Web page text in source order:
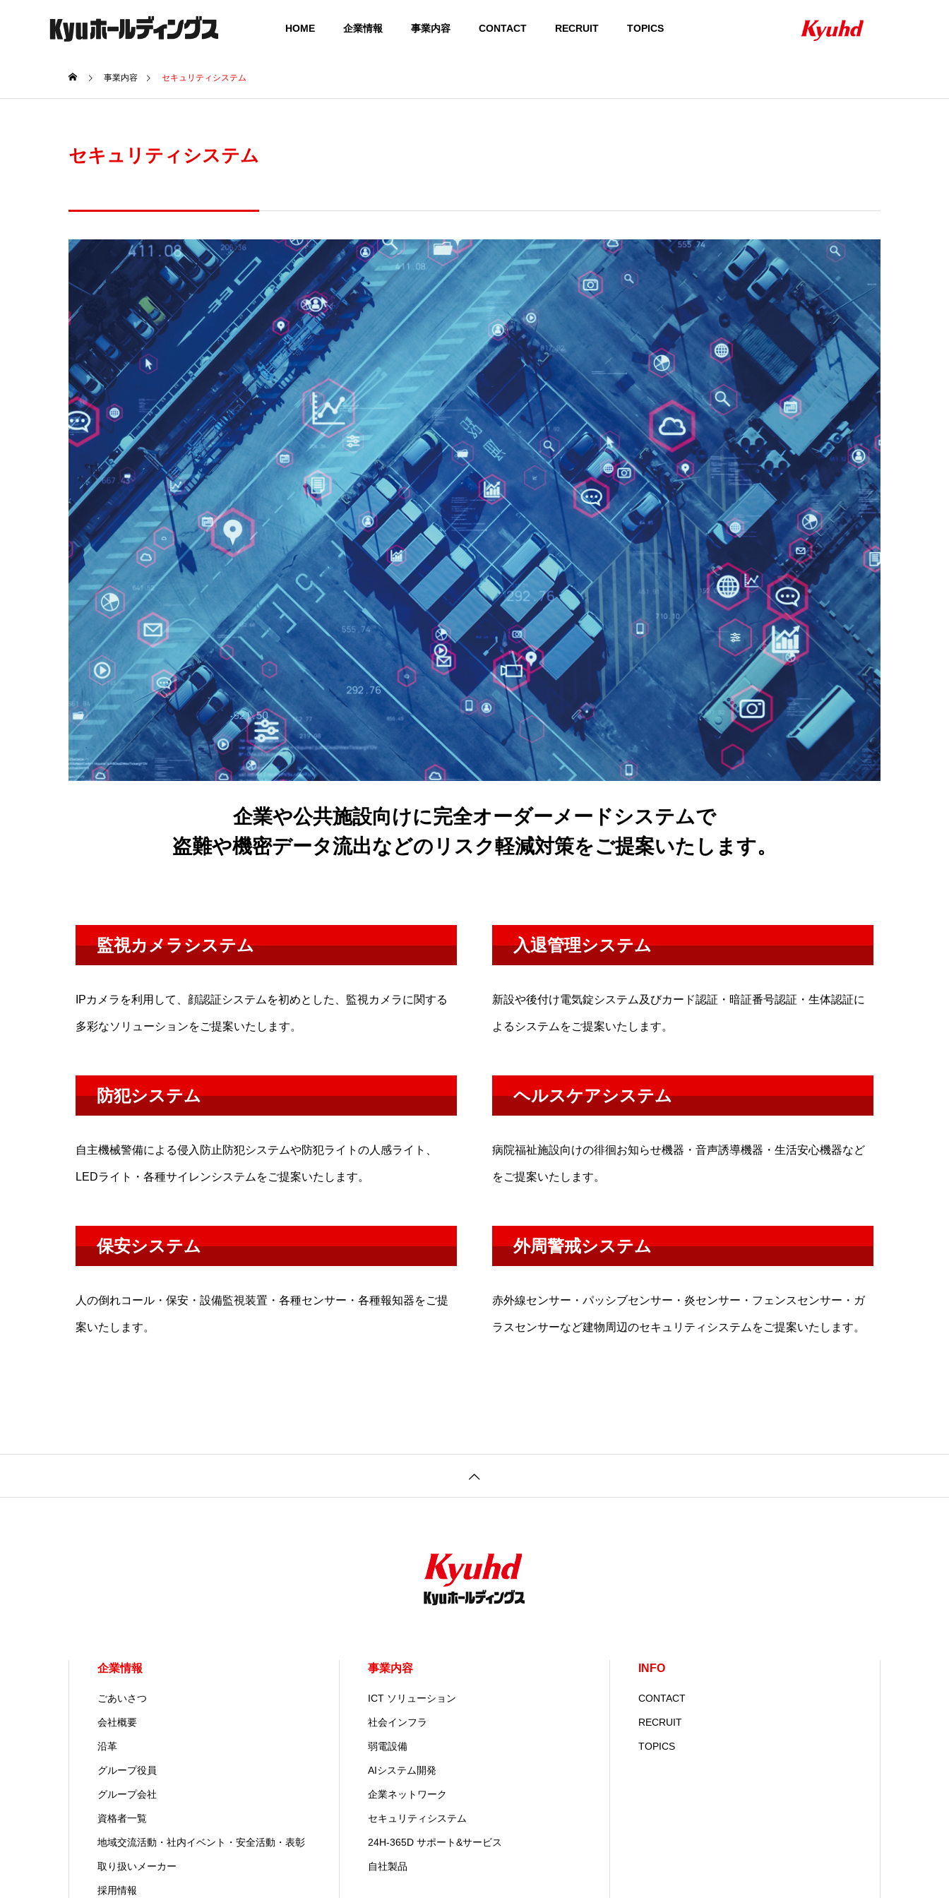
HOME 企業情報 事業内容 CONTACT RECRUIT TOPICS
ご挨拶
BOARD MEMBER
グループ役員体制
GROUP COMPANY
グループ会社
QUALIFICATION
資格者一覧
ICT SOLUTION
ICT ソリューション
SOCIAL INFRASTR
UCTURE
社会インフラ
LIGHT ELECTRICAL
EQUIPMENT
ARTIFICIAL INTELLI
GENCE
AIシステム開発
CORPORATE NETW
ORK
企業ネットワーク
SECURITY SYSTEM
セキュリティシステ
ム
24H/365D SUPPOR
T ＆ SERVICE
24時間・365日のサ
ポート＆サービス
PRODUCT
自社製品
事業内容 セキュリティシステム
セキュリティシステム
企業や公共施設向けに完全オーダーメードシステムで
盗難や機密データ流出などのリスク軽減対策をご提案いたします。
監視カメラシステム
IPカメラを利用して、顔認証システムを初めとした、監視カメラに関する
多彩なソリューションをご提案いたします。
入退管理システム
新設や後付け電気錠システム及びカード認証・暗証番号認証・生体認証に
よるシステムをご提案いたします。
防犯システム
自主機械警備による侵入防止防犯システムや防犯ライトの人感ライト、
LEDライト・各種サイレンシステムをご提案いたします。
ヘルスケアシステム
病院福祉施設向けの徘徊お知らせ機器・音声誘導機器・生活安心機器など
をご提案いたします。
保安システム
人の倒れコール・保安・設備監視装置・各種センサー・各種報知器をご提
案いたします。
外周警戒システム
赤外線センサー・パッシブセンサー・炎センサー・フェンスセンサー・ガ
ラスセンサーなど建物周辺のセキュリティシステムをご提案いたします。
企業情報
ごあいさつ
会社概要
沿革
グループ役員
グループ会社
資格者一覧
地域交流活動・社内イベント・安全活動・表彰
取り扱いメーカー
採用情報
事業内容
ICT ソリューション
社会インフラ
弱電設備
AIシステム開発
企業ネットワーク
セキュリティシステム
24H-365D サポート&サービス
自社製品
INFO
CONTACT
RECRUIT
TOPICS